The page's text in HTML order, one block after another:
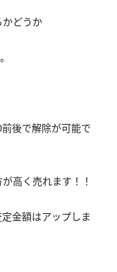
かどうか
後で解除が可能で
高く売れます！！
金額はアップしま